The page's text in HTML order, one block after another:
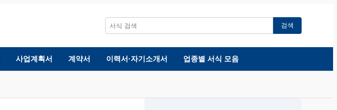
검색
사업계획서 계약서 이력서·자기소개서 업종별 서식 모음